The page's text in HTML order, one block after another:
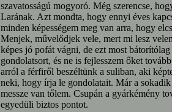
szavatosságú mogyoró. Még szerencse,
Larának. Azt mondta, hogy ennyi éves
minden képességem meg van arra, hogy
Menjek, művelődjek vele, mert mi lesz
képes jó pofát vágni, de ezt most
gondolatsort, és ne is fejlesszem őket
arról a férfiről beszéltünk a suliban, aki
neki, hogy írja le gondolatait. Már a
messze van tőlem. Csupán a gyárkémény
egyedüli biztos pontot.